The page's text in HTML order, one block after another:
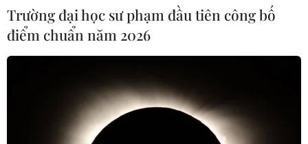
Mỹ: Hàng triệu dân bang Texas chật vật
với cuộc sống thiếu nước sạch
21/02/2021 03:38
Trường đại học sư phạm đầu tiên công bố
điểm chuẩn năm 2026